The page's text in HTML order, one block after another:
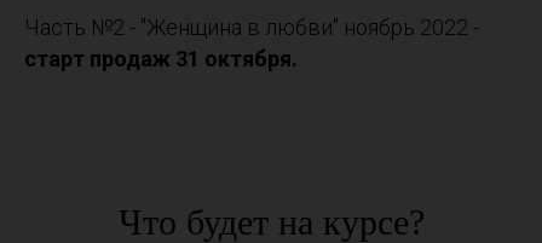
Часть №2 - "Женщина в любви" ноябрь 2022 -
старт продаж 31 октября.
Что будет на курсе?